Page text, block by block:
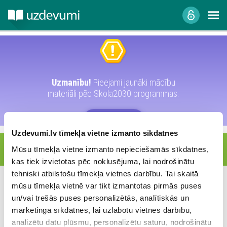
Uzdevumi.lv tīmekļa vietne izmanto sīkdatnes
Mūsu tīmekļa vietne izmanto nepieciešamās sīkdatnes,
kas tiek izvietotas pēc noklusējuma, lai nodrošinātu
tehniski atbilstošu tīmekļa vietnes darbību. Tai skaitā
mūsu tīmekļa vietnē var tikt izmantotas pirmās puses
un/vai trešās puses personalizētās, analītiskās un
mārketinga sīkdatnes, lai uzlabotu vietnes darbību,
analizētu datu plūsmu, personalizētu saturu, nodrošinātu
Uzmanību! Pieejami jaunāki mācību
materiāli pēc Skola2030 programmas.
Sociālās zinības
7. klase
8. klase